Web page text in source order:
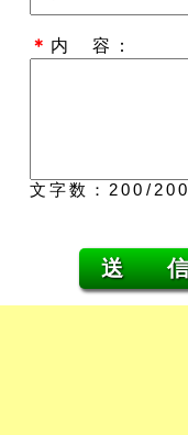
＊ 内 容：
文字数： 200 /200